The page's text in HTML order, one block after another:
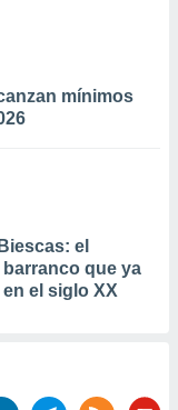
mínimos
el
que ya
el siglo XX